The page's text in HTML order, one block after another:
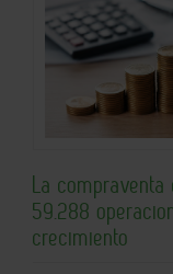
La
59.288
crecimiento